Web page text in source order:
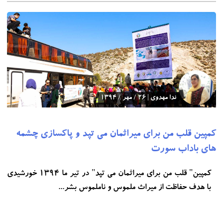
ندا مهدوی | 26 / مهر / 1394
کمپین قلب من برای میراثمان می تپد و پاکسازی چشمه
های باداب سورت
کمپین" قلب من برای میراثمان می تپد" در تیر ما 1394 خورشیدی
با هدف حفاظت از میراث ملموس و ناملموس بشر...